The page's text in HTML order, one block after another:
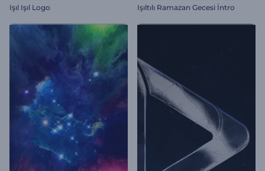
Işıl Işıl Logo Işıltılı Ramazan Gecesi İntro